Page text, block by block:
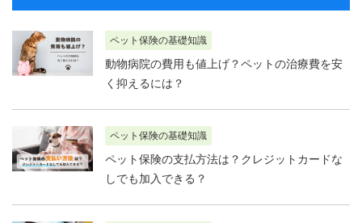
ペット保険の基礎知識
動物病院の費用も値上げ？ペットの治療費を安
く抑えるには？
ペット保険の基礎知識
ペット保険の支払方法は？クレジットカードな
しでも加入できる？